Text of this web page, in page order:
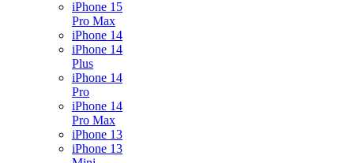
iPhone 15
Pro Max
iPhone 14
iPhone 14
Plus
iPhone 14
Pro
iPhone 14
Pro Max
iPhone 13
iPhone 13